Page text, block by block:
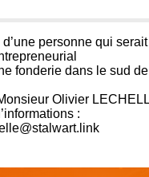
personne qui
fonderie dans le sud de
Olivier
: